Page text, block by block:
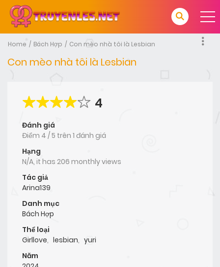
Home Bách Hợp Con mèo nhà tôi là Lesbian
Con mèo nhà tôi là Lesbian
4
Đánh giá
Điểm 4 /5 trên 1 đánh giá
Hạng
N/A, it has 206 monthly views
Tác giả
Arina139
Danh mục
Bách Hợp
Thể loại
Girllove, lesbian, yuri
Năm